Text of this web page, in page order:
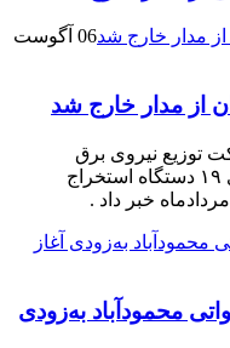
06 آگوست
توزیع نیروی برق
مازندران از شناسایی و جمع‌آوری ۱۹ دستگاه استخراج
خبر داد .
نیروگاه ۵۰۰ مگاواتی محمودآباد به‌زودی